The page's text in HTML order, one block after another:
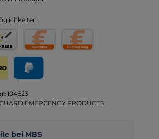
104623
EMERGENCY PRODUCTS
bei MBS